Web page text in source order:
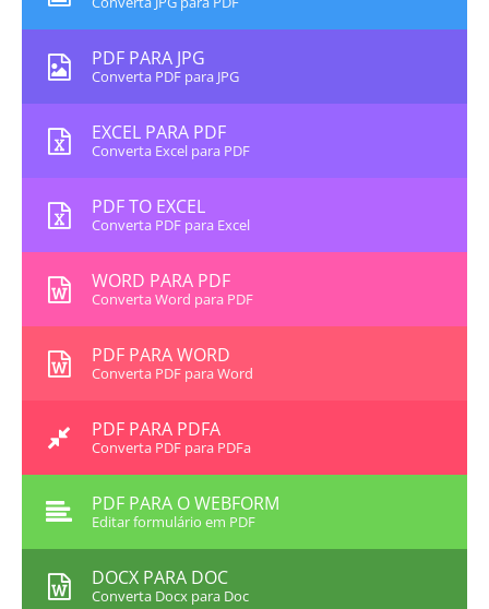
PDF PARA JPG
Converta PDF para JPG
EXCEL PARA PDF
Converta Excel para PDF
PDF TO EXCEL
Converta PDF para Excel
WORD PARA PDF
Converta Word para PDF
PDF PARA WORD
Converta PDF para Word
PDF PARA PDFA
Converta PDF para PDFa
PDF PARA O WEBFORM
Editar formulário em PDF
DOCX PARA DOC
Converta Docx para Doc